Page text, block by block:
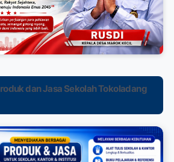
dan Jasa Sekolah Tokoladang